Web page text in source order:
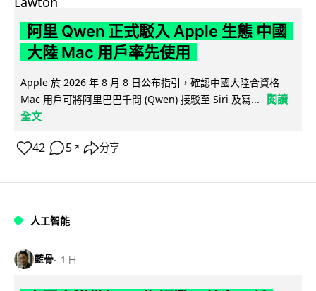
阿里 Qwen 正式駁入 Apple 生態 中國
大陸 Mac 用戶率先使用
Apple 於 2026 年 8 月 8 日公布指引，確認中國大陸合資格
Mac 用戶可將阿里巴巴千問 (Qwen) 接駁至 Siri 及寫...
閱讀
全文
42 5 ↗ 分享
人工智能
藍骨 1 日